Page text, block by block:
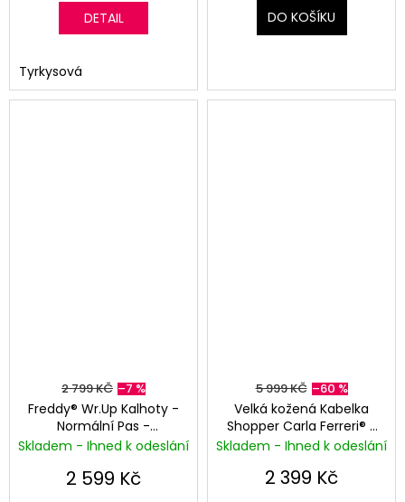
DETAIL
Tyrkysová
DO KOŠÍKU
2 799 KČ –7 %
Freddy® Wr.Up Kalhoty -
Normální Pas -
Superskinny - Tmavě
Skladem - Ihned k odeslání
2 599 Kč
5 999 KČ –60 %
Velká kožená Kabelka
Shopper Carla Ferreri® -
Stříbrná
Skladem - Ihned k odeslání
2 399 Kč